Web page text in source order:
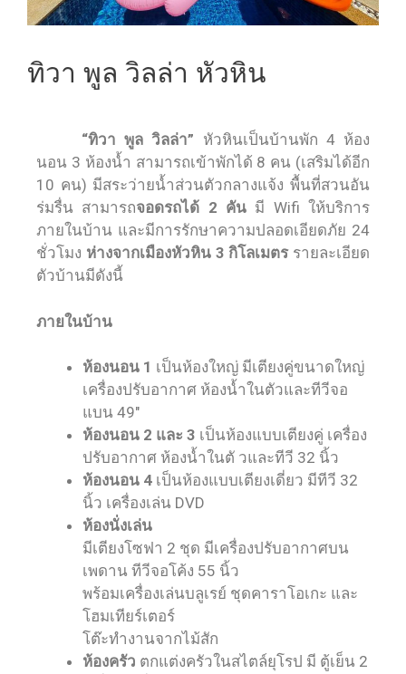
ทิวา พูล วิลล่า หัวหิน
“ทิวา พูล วิลล่า” หัวหินเป็นบ้านพัก 4 ห้อง
นอน 3 ห้องน้ำ สามารถเข้าพักได้ 8 คน (เสริมได้อีก
10 คน) มีสระว่ายน้ำส่วนตัวกลางแจ้ง พื้นที่สวนอัน
ร่มรื่น สามารถจอดรถได้ 2 คัน มี Wifi ให้บริการ
ภายในบ้าน และมีการรักษาความปลอดเอียดภัย 24
ชั่วโมง ห่างจากเมืองหัวหิน 3 กิโลเมตรรายละเอียด
ตัวบ้านมีดังนี้
ภายในบ้าน
ห้องนอน 1 เป็นห้องใหญ่ มีเตียงคู่ขนาดใหญ่
เครื่องปรับอากาศ ห้องน้ำในตัวและทีวีจอ
แบน 49″
ห้องนอน 2 และ 3 เป็นห้องแบบเตียงคู่ เครื่อง
ปรับอากาศ ห้องน้ำในตั วและทีวี 32 นิ้ว
ห้องนอน 4 เป็นห้องแบบเตียงเดี่ยว มีทีวี 32
นิ้ว เครื่องเล่น DVD
ห้องนั่งเล่น
มีเตียงโซฟา 2 ชุด มีเครื่องปรับอากาศบน
เพดาน ทีวีจอโค้ง 55 นิ้ว
พร้อมเครื่องเล่นบลูเรย์ ชุดคาราโอเกะ และ
โฮมเทียร์เตอร์
โต๊ะทำงานจากไม้สัก
ห้องครัว ตกแต่งครัวในสไตล์ยุโรป มี ตู้เย็น 2